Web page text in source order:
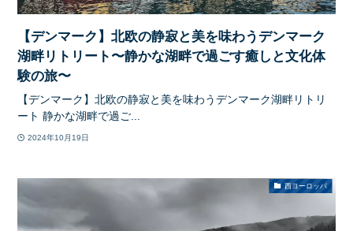
【デンマーク】北欧の静寂と美を味わうデンマーク
湖畔リトリート〜静かな湖畔で過ごす癒しと文化体
験の旅〜
【デンマーク】北欧の静寂と美を味わうデンマーク湖畔リトリ
ート 静かな湖畔で過ご...
2024年10月19日
西ヨーロッパ